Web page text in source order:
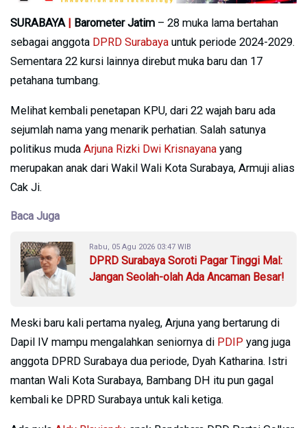
SURABAYA | Barometer Jatim – 28 muka lama bertahan
sebagai anggota DPRD Surabaya untuk periode 2024-2029.
Sementara 22 kursi lainnya direbut muka baru dan 17
petahana tumbang.
Melihat kembali penetapan KPU, dari 22 wajah baru ada
sejumlah nama yang menarik perhatian. Salah satunya
politikus muda Arjuna Rizki Dwi Krisnayana yang
merupakan anak dari Wakil Wali Kota Surabaya, Armuji alias
Cak Ji.
Baca Juga
Rabu, 05 Agu 2026 03:47 WIB
DPRD Surabaya Soroti Pagar Tinggi Mal:
Jangan Seolah-olah Ada Ancaman Besar!
Meski baru kali pertama nyaleg, Arjuna yang bertarung di
Dapil IV mampu mengalahkan seniornya di PDIP yang juga
anggota DPRD Surabaya dua periode, Dyah Katharina. Istri
mantan Wali Kota Surabaya, Bambang DH itu pun gagal
kembali ke DPRD Surabaya untuk kali ketiga.